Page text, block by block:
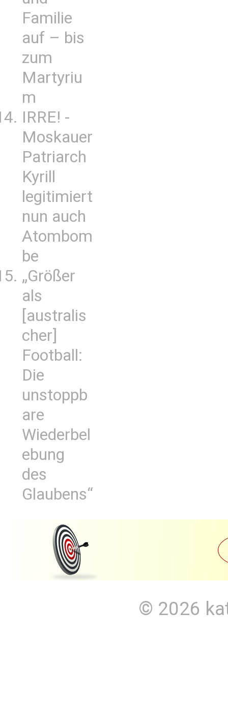
Familie
auf – bis
zum
Martyriu
m
IRRE! -
Moskauer
Patriarch
Kyrill
legitimiert
nun auch
Atombom
be
„Größer
als
[australis
cher]
Football:
Die
unstoppb
are
Wiederbel
ebung
des
Glaubens“
© 2026